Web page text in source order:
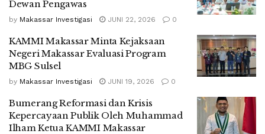
Dewan Pengawas
by Makassar Investigasi JUNI 22, 2026 0
KAMMI Makassar Minta Kejaksaan
Negeri Makassar Evaluasi Program
MBG Sulsel
by Makassar Investigasi JUNI 19, 2026 0
Bumerang Reformasi dan Krisis
Kepercayaan Publik Oleh Muhammad
Ilham Ketua KAMMI Makassar